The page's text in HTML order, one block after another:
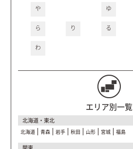
や ゆ
ら り る
わ
エリア別一覧
北海道・東北
北海道 青森 岩手 秋田 山形 宮城 福島